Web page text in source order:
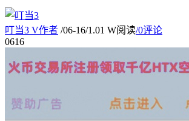
叮当3 V作者 /06-16/1.01 W阅读/0评论
0616